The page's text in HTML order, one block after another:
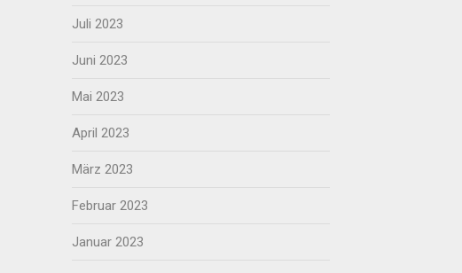
Juli 2023
Juni 2023
Mai 2023
April 2023
März 2023
Februar 2023
Januar 2023